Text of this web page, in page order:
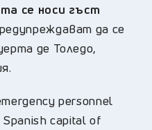
се носи гъст
да се
де Толедо,
personnel
capital of